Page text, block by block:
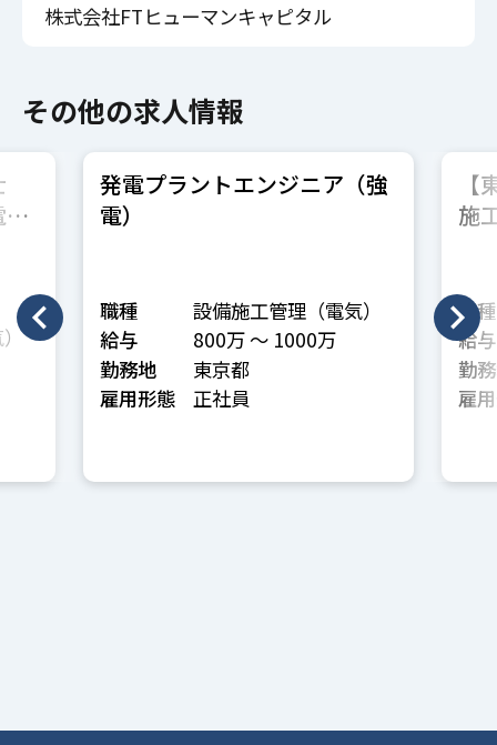
株式会社FTヒューマンキャピタル
その他の求人情報
発電プラントエンジニア（強
電）
職種
設備施工管理（電気）
給与
800万 〜 1000万
勤務地
東京都
雇用形態
正社員
施
職種
給与
勤
雇